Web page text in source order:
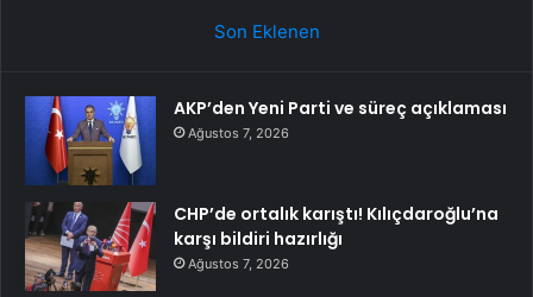
Son Eklenen
AKP’den Yeni Parti ve süreç açıklaması
Ağustos 7, 2026
CHP’de ortalık karıştı! Kılıçdaroğlu’na
karşı bildiri hazırlığı
Ağustos 7, 2026